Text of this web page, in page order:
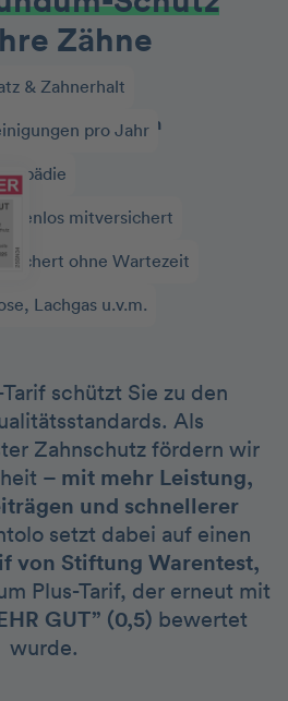
Zähne
& Zahnerhalt
pro Jahr
mitversichert
ohne Wartezeit
Lachgas u.v.m.
schützt Sie zu den
Als
Zahnschutz fördern wir
– mit mehr Leistung,
und schnellerer
setzt dabei auf einen
von Stiftung Warentest,
Plus-Tarif, der erneut mit
GUT” (0,5) bewertet
wurde.